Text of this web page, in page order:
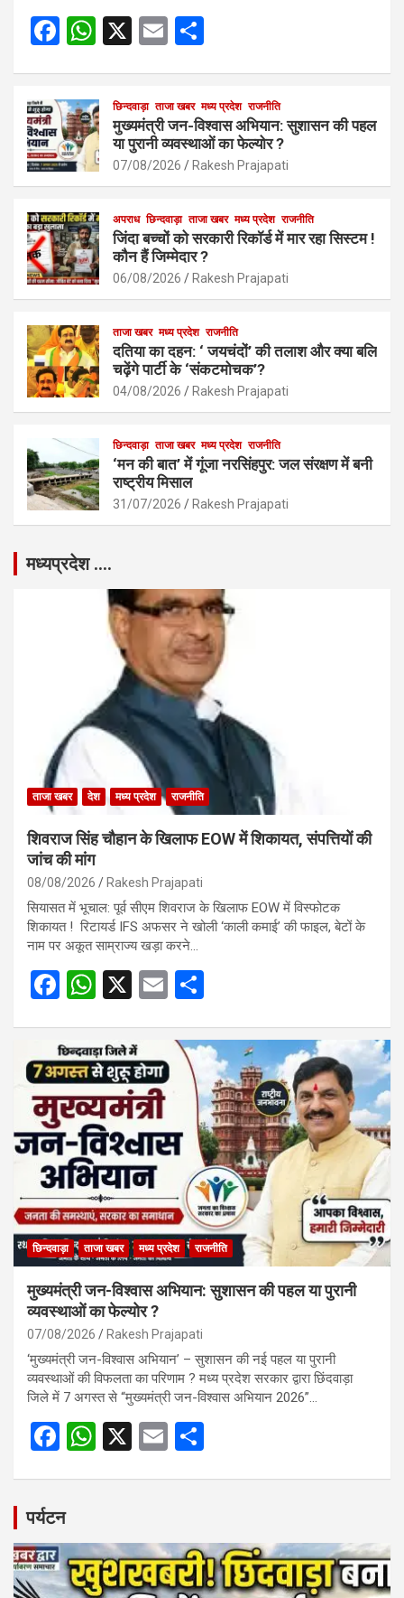
F
b
o
o
k
W
s
A
p
p
X
E
e
छिन्दवाड़ा ताजा खबर मध्य प्रदेश राजनीति
मुख्यमंत्री जन-विश्वास अभियान: सुशासन की पहल
या पुरानी व्यवस्थाओं का फेल्योर ?
07/08/2026 Rakesh Prajapati
अपराध छिन्दवाड़ा ताजा खबर मध्य प्रदेश राजनीति
जिंदा बच्चों को सरकारी रिकॉर्ड में मार रहा सिस्टम !
कौन हैं जिम्मेदार ?
06/08/2026 Rakesh Prajapati
ताजा खबर मध्य प्रदेश राजनीति
दतिया का दहन: ‘ जयचंदों’ की तलाश और क्या बलि
चढ़ेंगे पार्टी के ‘संकटमोचक’?
04/08/2026 Rakesh Prajapati
छिन्दवाड़ा ताजा खबर मध्य प्रदेश राजनीति
‘मन की बात’ में गूंजा नरसिंहपुर: जल संरक्षण में बनी
राष्ट्रीय मिसाल
31/07/2026 Rakesh Prajapati
मध्यप्रदेश ….
ताजा खबर देश मध्य प्रदेश राजनीति
शिवराज सिंह चौहान के खिलाफ EOW में शिकायत, संपत्तियों की
जांच की मांग
08/08/2026 Rakesh Prajapati
सियासत में भूचाल: पूर्व सीएम शिवराज के खिलाफ EOW में विस्फोटक
शिकायत ! रिटायर्ड IFS अफसर ने खोली ‘काली कमाई’ की फाइल, बेटों के
नाम पर अकूत साम्राज्य खड़ा करने…
F
ce
b
o
o
k
W
at
s
A
p
p
X
E
ail ar
e
छिन्दवाड़ा ताजा खबर मध्य प्रदेश राजनीति
मुख्यमंत्री जन-विश्वास अभियान: सुशासन की पहल या पुरानी
व्यवस्थाओं का फेल्योर ?
07/08/2026 Rakesh Prajapati
‘मुख्यमंत्री जन-विश्वास अभियान’ – सुशासन की नई पहल या पुरानी
व्यवस्थाओं की विफलता का परिणाम ? मध्य प्रदेश सरकार द्वारा छिंदवाड़ा
जिले में 7 अगस्त से “मुख्यमंत्री जन-विश्वास अभियान 2026”…
F
b
o
o
W
A
p
X
E
पर्यटन